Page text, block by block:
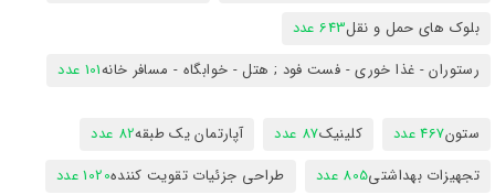
بلوک های حمل و نقل643 عدد
رستوران - غذا خوری - فست فود ; هتل - خوابگاه - مسافر خانه101 عدد
ستون467 عدد کلینیک87 عدد آپارتمان یک طبقه82 عدد
تجهیزات بهداشتی805 عدد طراحی جزئیات تقویت کننده1020 عدد